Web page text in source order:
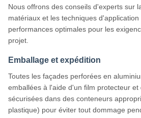
Nous offrons des conseils d'experts sur
matériaux et les techniques
performances optimales pour les
projet.
Emballage et expédition
Toutes les façades perforées en
emballées à l'aide d'un film protecteur
sécurisées dans des conteneurs
plastique) pour éviter tout dommage